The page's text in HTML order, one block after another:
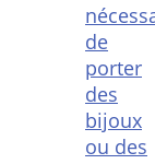
de
porter
des
bijoux
ou des